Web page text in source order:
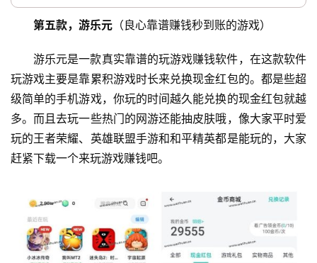
第五款，游乐元 （良心靠谱赚钱秒到账的游戏）
游乐元是一款真实靠谱的玩游戏赚钱软件，在这款软件
玩游戏主要是靠累积游戏时长来兑换现金红包的。都是些超
级简单的手机游戏，你玩的时间越久能兑换的现金红包就越
多。而且去玩一些热门的网游还能抽皮肤哦，像大家平时爱
玩的王者荣耀、英雄联盟手游和和平精英都是能玩的，大家
赶紧下载一个来玩游戏赚钱吧。